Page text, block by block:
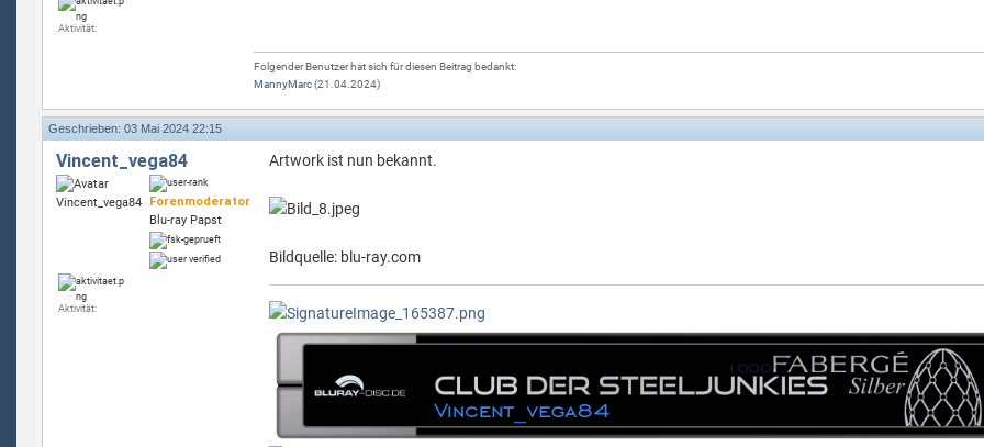
Aktivität:
Folgender Benutzer hat sich für diesen Beitrag bedankt:
MannyMarc(21.04.2024)
Geschrieben: 03 Mai 2024 22:15
Vincent_vega84
Forenmoderator
Blu-ray Papst
Aktivität:
Artwork ist nun bekannt.
Bildquelle: blu-ray.com